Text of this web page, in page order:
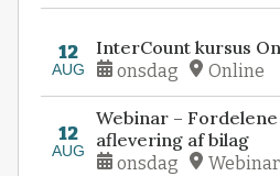
12
AUG
InterCount kursus
onsdag Online
12
AUG
Webinar –
aflevering af bilag
onsdag